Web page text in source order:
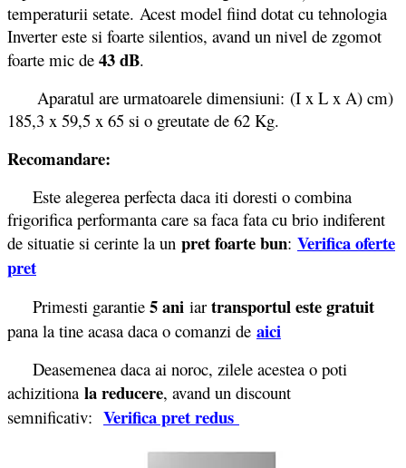
temperaturii setate. Acest model fiind dotat cu tehnologia
Inverter este si foarte silentios, avand un nivel de zgomot
foarte mic de 43 dB.
Aparatul are urmatoarele dimensiuni: (I x L x A) cm)
185,3 x 59,5 x 65 si o greutate de 62 Kg.
Recomandare:
Este alegerea perfecta daca iti doresti o combina
frigorifica performanta care sa faca fata cu brio indiferent
de situatie si cerinte la un pret foarte bun: Verifica oferte
pret
Primesti garantie 5 ani iar transportul este gratuit
pana la tine acasa daca o comanzi de aici
Deasemenea daca ai noroc, zilele acestea o poti
achizitiona la reducere, avand un discount
semnificativ: Verifica pret redus